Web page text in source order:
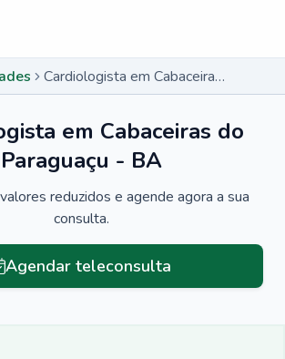
Cardiologista em Cabaceiras do Paraguaçu - BA
em Cabaceiras do
Paraguaçu - BA
reduzidos e agende agora a sua
consulta.
Agendar teleconsulta